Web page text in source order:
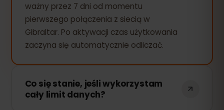
ważny przez 7 dni od momentu
pierwszego połączenia z siecią w
Gibraltar. Po aktywacji czas użytkowania
zaczyna się automatycznie odliczać.
Co się stanie, jeśli wykorzystam
cały limit danych?